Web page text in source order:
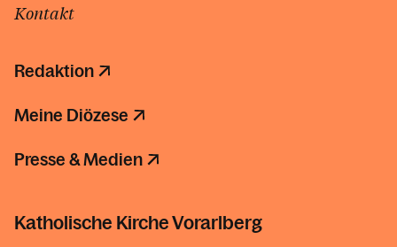
Kontakt
Redaktion
Meine Diözese
Presse & Medien
Katholische Kirche Vorarlberg